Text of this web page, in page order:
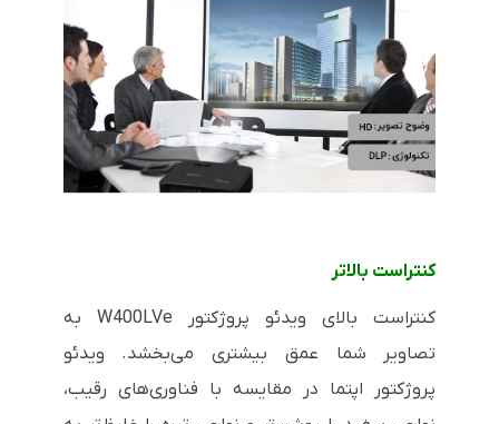
کنتراست بالاتر
کنتراست بالای ویدئو پروژکتور W400LVe به
تصاویر شما عمق بیشتری می‌بخشد. ویدئو
پروژکتور اپتما در مقایسه با فناوری‌های رقیب،